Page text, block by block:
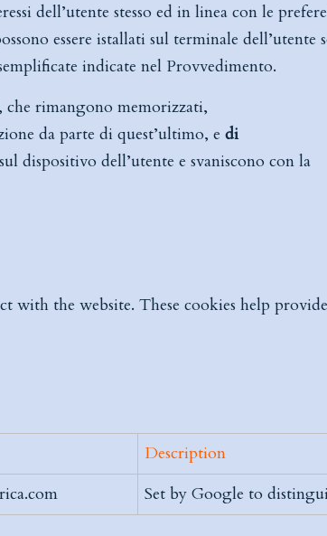
dell’utente stesso ed in linea con le
essere istallati sul terminale dell’utente
indicate nel Provvedimento.
che rimangono memorizzati,
da parte di quest’ultimo, e di
dispositivo dell’utente e svaniscono con la
with the website. These cookies help
Description
Set by Google to